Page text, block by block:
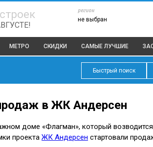
регион
не выбран
МЕТРО СКИДКИ САМЫЕ ЛУЧШИЕ
Быстрый поиск
в ЖК Андерсен
доме «Флагман», который
проекта ЖК Андерсен стартовали